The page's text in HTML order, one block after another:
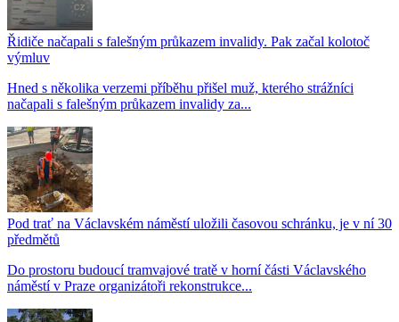
Řidiče načapali s falešným průkazem invalidy. Pak začal kolotoč
výmluv
Hned s několika verzemi příběhu přišel muž, kterého strážníci
načapali s falešným průkazem invalidy za...
Pod trať na Václavském náměstí uložili časovou schránku, je v ní 30
předmětů
Do prostoru budoucí tramvajové tratě v horní části Václavského
náměstí v Praze organizátoři rekonstrukce...